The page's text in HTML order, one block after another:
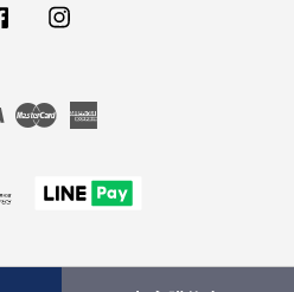
Facebook
Visa Master